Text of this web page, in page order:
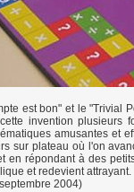
est bon" et le "Trivial
invention
amusantes et
sur plateau où l'on
en répondant à des
et redevient attrayant.
2004)